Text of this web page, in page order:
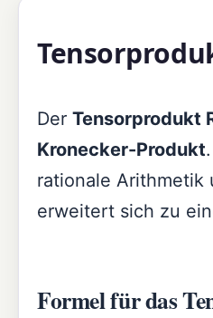
Der Tensorprodukt
Kronecker-Produkt
rationale Arithmetik
erweitert sich zu
Formel für das